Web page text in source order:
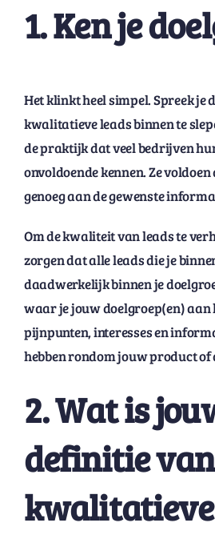
1. Ken je
Het klinkt heel simpel. Spreek je
kwalitatieve leads binnen te
de praktijk dat veel bedrijven
onvoldoende kennen. Ze
genoeg aan de gewenste
Om de kwaliteit van leads te
zorgen dat alle leads die je
daadwerkelijk binnen je
waar je jouw doelgroep(en) aan
pijnpunten, interesses en
hebben rondom jouw product of
2. Wat is
definitie